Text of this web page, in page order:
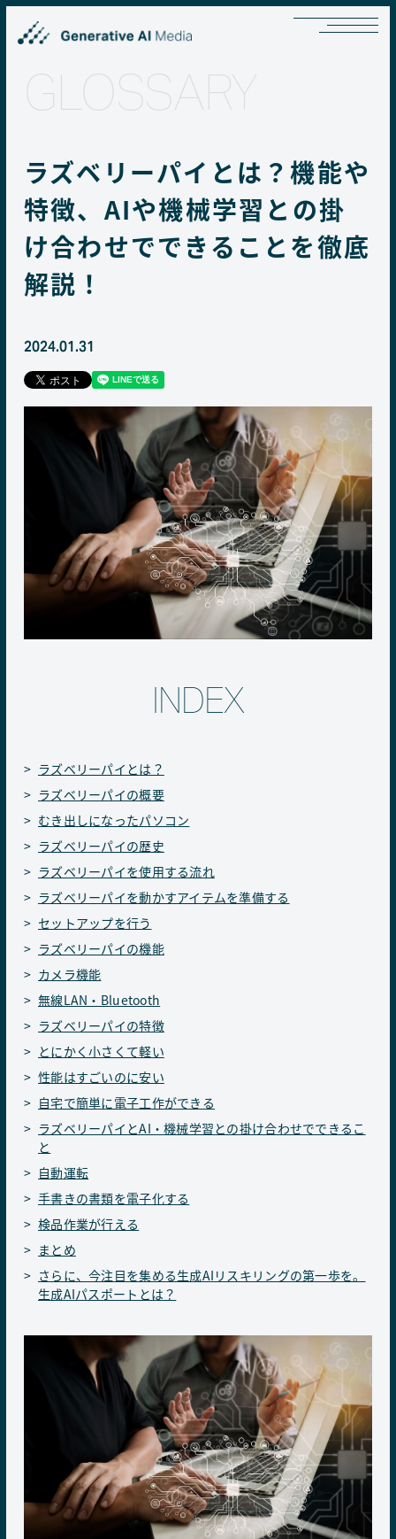
GLOSSARY
ラズベリーパイとは？機能や
特徴、AIや機械学習との掛
け合わせでできることを徹底
解説！
2024.01.31
INDEX
ラズベリーパイとは？
ラズベリーパイの概要
むき出しになったパソコン
ラズベリーパイの歴史
ラズベリーパイを使用する流れ
ラズベリーパイを動かすアイテムを準備する
セットアップを行う
ラズベリーパイの機能
カメラ機能
無線LAN・Bluetooth
ラズベリーパイの特徴
とにかく小さくて軽い
性能はすごいのに安い
自宅で簡単に電子工作ができる
ラズベリーパイとAI・機械学習との掛け合わせでできるこ
と
自動運転
手書きの書類を電子化する
検品作業が行える
まとめ
さらに、今注目を集める生成AIリスキリングの第一歩を。
生成AIパスポートとは？